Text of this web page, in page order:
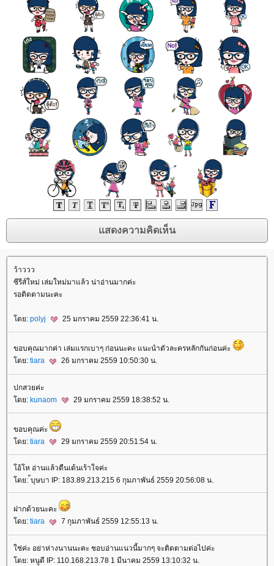
ว้าววว
ซีรีส์ใหม่ เล่มใหม่มาแล้ว น่าอ่านมากค่ะ
รอติดตามนะคะ
ดย: polyj 25 มกราคม 2559 22:36:41 น.
ขอบคุณมากค่า เล่มแรกเบาๆ ก่อนนะคะ แนะนำตัวละครหลักกันก่อนค่ะ
ดย: tiara 26 มกราคม 2559 10:50:30 น.
ปกสวยค่ะ
ดย: kunaom 29 มกราคม 2559 18:38:52 น.
ขอบคุณค่ะ
ดย: tiara 29 มกราคม 2559 20:51:54 น.
อ้โห อ่านแล้วตืนเต้นเร้าใจค่ะ
ดย: ้บุษบา IP: 183.89.213.215 6 กุมภาพันธ์ 2559 20:56:08 น.
ฝากด้วยนะคะ
ดย: tiara 7 กุมภาพันธ์ 2559 12:55:13 น.
ช่ค่ะ อย่าห่างนานนะคะ ชอบอ่านแนวนี้มากๆ จะติดตามต่อไปค่ะ
ดย: หนูดี IP: 110.168.213.78 1 มีนาคม 2559 13:10:32 น.